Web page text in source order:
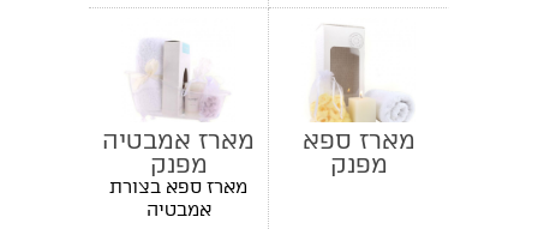
עץ
מארז ספא
מפנק
מארז אמבטיה
מפנק
מארז ספא בצורת
אמבטיה